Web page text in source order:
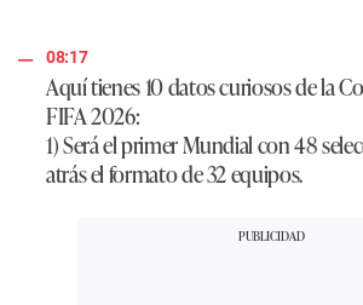
08:17
Aquí tienes10 datos curiososde la
FIFA 2026:
1) Será elprimer Mundial con 48
atrás el formato de 32 equipos.